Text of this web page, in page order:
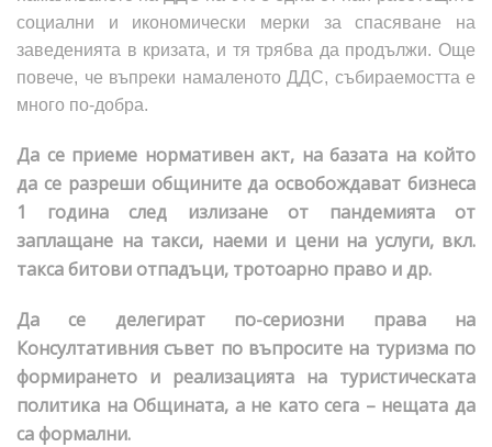
социални и икономически мерки за спасяване на
заведенията в кризата, и тя трябва да продължи. Още
повече, че въпреки намаленото ДДС, събираемостта е
много по-добра.
Да се приеме нормативен акт, на базата на който
да се разреши общините да освобождават бизнеса
1 година след излизане от пандемията от
заплащане на такси, наеми и цени на услуги, вкл.
такса битови отпадъци, тротоарно право и др.
Да се делегират по-сериозни права на
Консултативния съвет по въпросите на туризма по
формирането и реализацията на туристическата
политика на Общината, а не като сега – нещата да
са формални.